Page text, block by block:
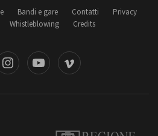
Bandi e gare Contatti
Privacy
Whistleblowing Credits